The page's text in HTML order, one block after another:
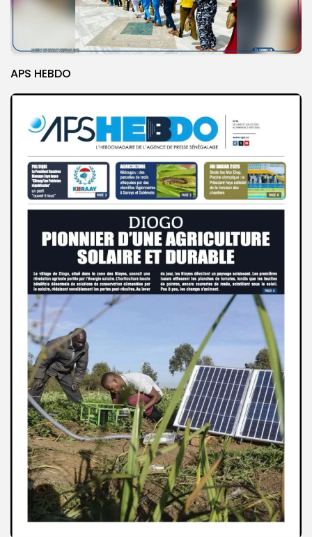
APS HEBDO